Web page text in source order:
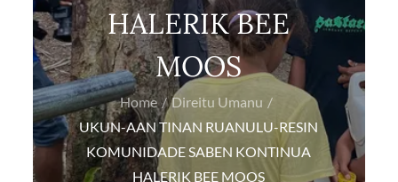
HALERIK BEE
MOOS
Home
Direitu Umanu
UKUN-AAN TINAN RUANULU-RESIN
KOMUNIDADE SABEN KONTINUA
HALERIK BEE MOOS